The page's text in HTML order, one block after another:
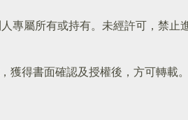
專屬所有或持有。未經許可，禁止
，獲得書面確認及授權後，方可轉載。